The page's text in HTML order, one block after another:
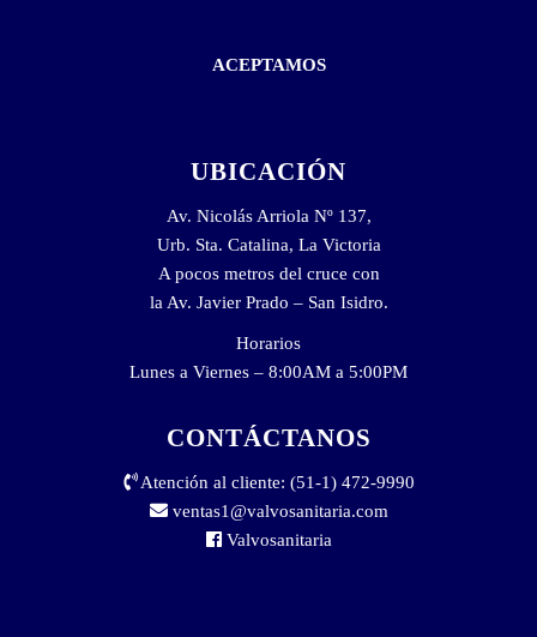
ACEPTAMOS
UBICACIÓN
Av. Nicolás Arriola Nº 137,
Urb. Sta. Catalina, La Victoria
A pocos metros del cruce con
la Av. Javier Prado – San Isidro.
Horarios
Lunes a Viernes – 8:00AM a 5:00PM
CONTÁCTANOS
Atención al cliente: (51-1) 472-9990
ventas1@valvosanitaria.com
Valvosanitaria